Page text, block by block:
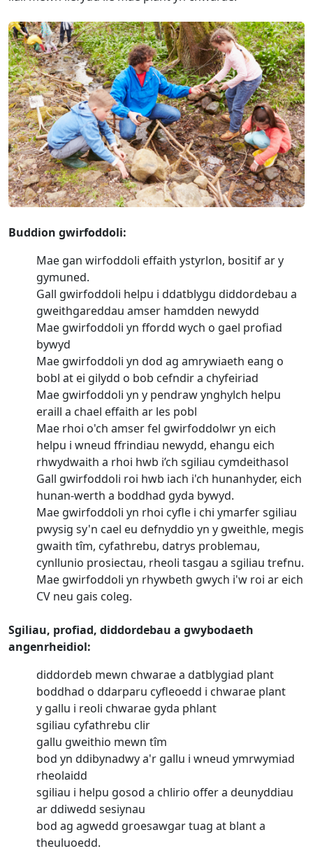
Buddion gwirfoddoli:
Mae gan wirfoddoli effaith ystyrlon, bositif ar y
gymuned.
Gall gwirfoddoli helpu i ddatblygu diddordebau a
gweithgareddau amser hamdden newydd
Mae gwirfoddoli yn ffordd wych o gael profiad
bywyd
Mae gwirfoddoli yn dod ag amrywiaeth eang o
bobl at ei gilydd o bob cefndir a chyfeiriad
Mae gwirfoddoli yn y pendraw ynghylch helpu
eraill a chael effaith ar les pobl
Mae rhoi o'ch amser fel gwirfoddolwr yn eich
helpu i wneud ffrindiau newydd, ehangu eich
rhwydwaith a rhoi hwb i’ch sgiliau cymdeithasol
Gall gwirfoddoli roi hwb iach i'ch hunanhyder, eich
hunan-werth a boddhad gyda bywyd.
Mae gwirfoddoli yn rhoi cyfle i chi ymarfer sgiliau
pwysig sy'n cael eu defnyddio yn y gweithle, megis
gwaith tîm, cyfathrebu, datrys problemau,
cynllunio prosiectau, rheoli tasgau a sgiliau trefnu.
Mae gwirfoddoli yn rhywbeth gwych i'w roi ar eich
CV neu gais coleg.
Sgiliau, profiad, diddordebau a gwybodaeth
angenrheidiol:
diddordeb mewn chwarae a datblygiad plant
boddhad o ddarparu cyfleoedd i chwarae plant
y gallu i reoli chwarae gyda phlant
sgiliau cyfathrebu clir
gallu gweithio mewn tîm
bod yn ddibynadwy a'r gallu i wneud ymrwymiad
rheolaidd
sgiliau i helpu gosod a chlirio offer a deunyddiau
ar ddiwedd sesiynau
bod ag agwedd groesawgar tuag at blant a
theuluoedd.